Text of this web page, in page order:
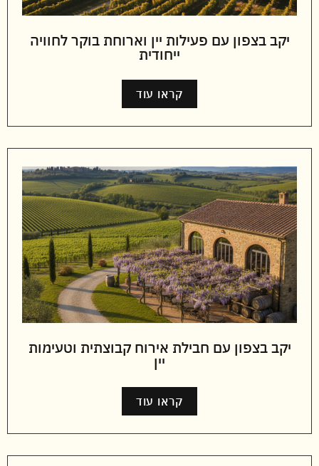
יקב בצפון עם פעילות יין וארוחת בוקר לחוויה
ייחודית
קראו עוד
יקב בצפון עם חבילת אירוח קבוצתית וטעימות
יין
קראו עוד